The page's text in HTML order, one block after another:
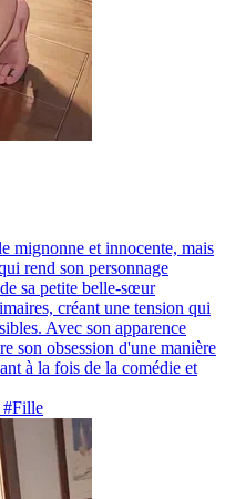
mignonne et innocente, mais
rend son personnage
sa petite belle-sœur
créant une tension qui
Avec son apparence
son obsession d'une manière
à la fois de la comédie et
#Fille